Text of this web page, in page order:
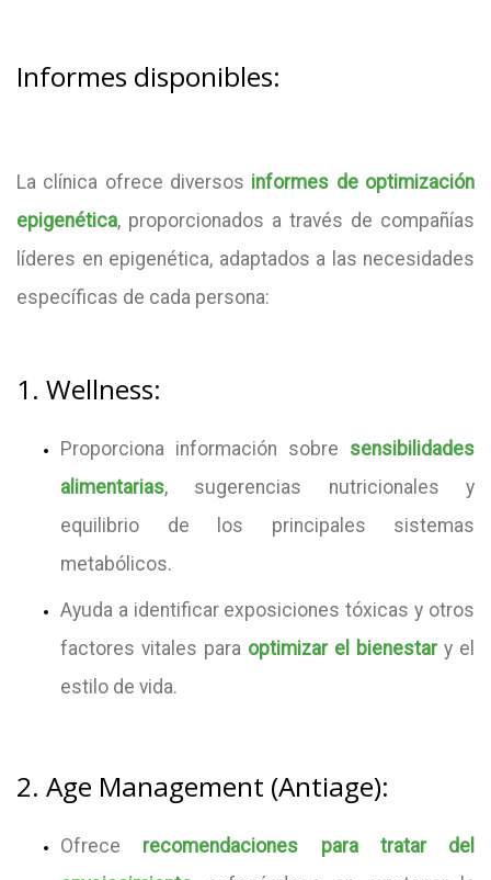
Informes disponibles:
La clínica ofrece diversos informes de optimización
epigenética, proporcionados a través de compañías
líderes en epigenética, adaptados a las necesidades
específicas de cada persona:
1. Wellness:
Proporciona información sobre sensibilidades
alimentarias, sugerencias nutricionales y
equilibrio de los principales sistemas
metabólicos.
Ayuda a identificar exposiciones tóxicas y otros
factores vitales para optimizar el bienestary el
estilo de vida.
2. Age Management (Antiage):
Ofrece recomendaciones para tratar del